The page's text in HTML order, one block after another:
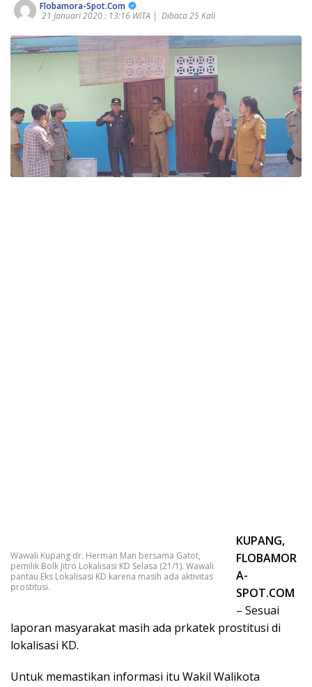
Flobamora-Spot.Com
21 Januari 2020 : 13:16 WITA | Dibaca 25 Kali
Wawali Kupang dr. Herman Man bersama Gatot,
pemilik Bolk Jitro Lokalisasi KD Selasa (21/1). Wawali
pantau Eks Lokalisasi KD karena masih ada aktivitas
prostitusi.
KUPANG,
FLOBAMOR
A-
SPOT.COM
– Sesuai
laporan masyarakat masih ada prkatek prostitusi di
lokalisasi KD.
Untuk memastikan informasi itu Wakil Walikota